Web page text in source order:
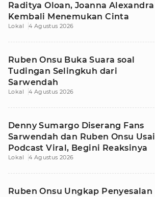
Raditya Oloan, Joanna Alexandra
Kembali Menemukan Cinta
Lokal 4 Agustus 2026
Ruben Onsu Buka Suara soal
Tudingan Selingkuh dari
Sarwendah
Lokal 4 Agustus 2026
Denny Sumargo Diserang Fans
Sarwendah dan Ruben Onsu Usai
Podcast Viral, Begini Reaksinya
Lokal 4 Agustus 2026
Ruben Onsu Ungkap Penyesalan